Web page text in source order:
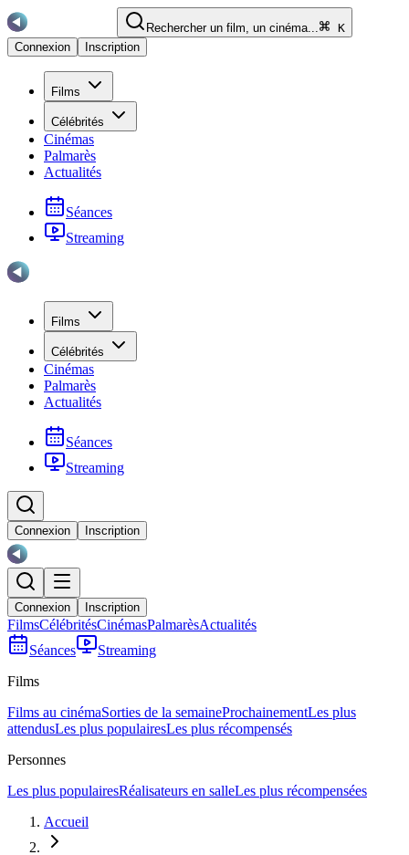
Rechercher un film, un cinéma...
K
Connexion
Inscription
Films
Célébrités
Cinémas
Palmarès
Actualités
Séances
Streaming
Films
Célébrités
Cinémas
Palmarès
Actualités
Séances
Streaming
Connexion Inscription
Connexion Inscription
FilmsCélébritésCinémasPalmarèsActualités
Séances
Streaming
Films
Films au cinémaSorties de la semaineProchainementLes plus
attendusLes plus populairesLes plus récompensés
Personnes
Les plus populairesRéalisateurs en salleLes plus récompensées
Accueil